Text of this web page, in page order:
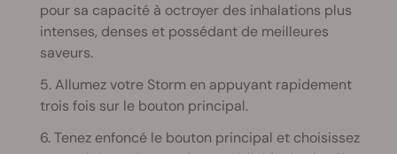
pour sa capacité à octroyer des inhalations plus
intenses, denses et possédant de meilleures
saveurs.
5. Allumez votre Storm en appuyant rapidement
trois fois sur le bouton principal.
6. Tenez enfoncé le bouton principal et choisissez